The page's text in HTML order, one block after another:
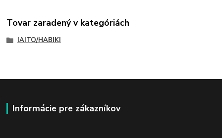
Tovar zaradený v kategóriách
IAITO/HABIKI
Informácie pre zákazníkov